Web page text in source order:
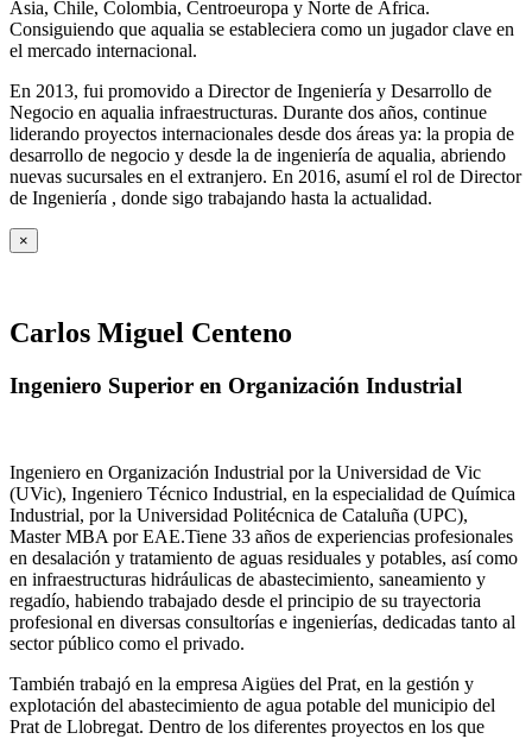
Asia, Chile, Colombia, Centroeuropa y Norte de África.
Consiguiendo que aqualia se estableciera como un jugador clave en
el mercado internacional.
En 2013, fui promovido a Director de Ingeniería y Desarrollo de
Negocio en aqualia infraestructuras. Durante dos años, continue
liderando proyectos internacionales desde dos áreas ya: la propia de
desarrollo de negocio y desde la de ingeniería de aqualia, abriendo
nuevas sucursales en el extranjero. En 2016, asumí el rol de Director
de Ingeniería , donde sigo trabajando hasta la actualidad.
×
Carlos Miguel Centeno
Ingeniero Superior en Organización Industrial
Ingeniero en Organización Industrial por la Universidad de Vic
(UVic), Ingeniero Técnico Industrial, en la especialidad de Química
Industrial, por la Universidad Politécnica de Cataluña (UPC),
Master MBA por EAE.Tiene 33 años de experiencias profesionales
en desalación y tratamiento de aguas residuales y potables, así como
en infraestructuras hidráulicas de abastecimiento, saneamiento y
regadío, habiendo trabajado desde el principio de su trayectoria
profesional en diversas consultorías e ingenierías, dedicadas tanto al
sector público como el privado.
También trabajó en la empresa Aigües del Prat, en la gestión y
explotación del abastecimiento de agua potable del municipio del
Prat de Llobregat. Dentro de los diferentes proyectos en los que